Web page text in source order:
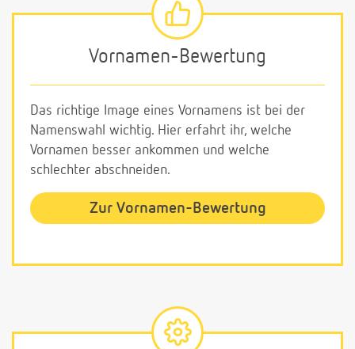
Vornamen-Bewertung
Das richtige Image eines Vornamens ist bei der
Namenswahl wichtig. Hier erfahrt ihr, welche
Vornamen besser ankommen und welche
schlechter abschneiden.
Zur Vornamen-Bewertung